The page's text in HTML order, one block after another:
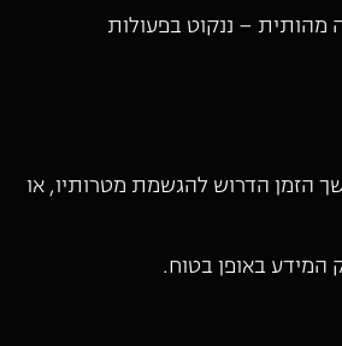
מהותית – ננקוט בפעולות
הזמן הדרוש להגשמת מטרותיו, או
באופן בטוח.